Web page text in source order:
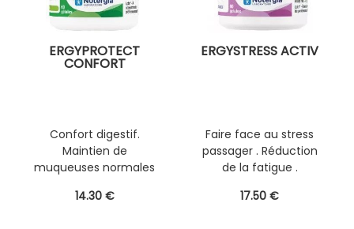
ERGYPROTECT
CONFORT
Confort digestif.
Maintien de
muqueuses normales
intestin )
14.30 €
ERGYSTRESS ACTIV
Faire face au stress
passager . Réduction
de la fatigue .
17.50 €